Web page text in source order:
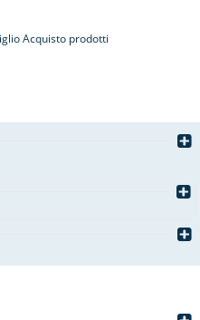
Acquisto prodotti